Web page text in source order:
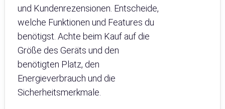
und Kundenrezensionen. Entscheide,
welche Funktionen und Features du
benötigst. Achte beim Kauf auf die
Größe des Geräts und den
benötigten Platz, den
Energieverbrauch und die
Sicherheitsmerkmale.